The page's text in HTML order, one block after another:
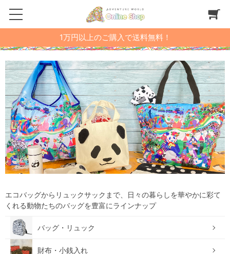
1万円以上のご購入で送料無料！
エコバッグからリュックサックまで、日々の暮らしを華やかに彩て
くれる動物たちのバッグを豊富にラインナップ
バッグ・リュック
財布・小銭入れ